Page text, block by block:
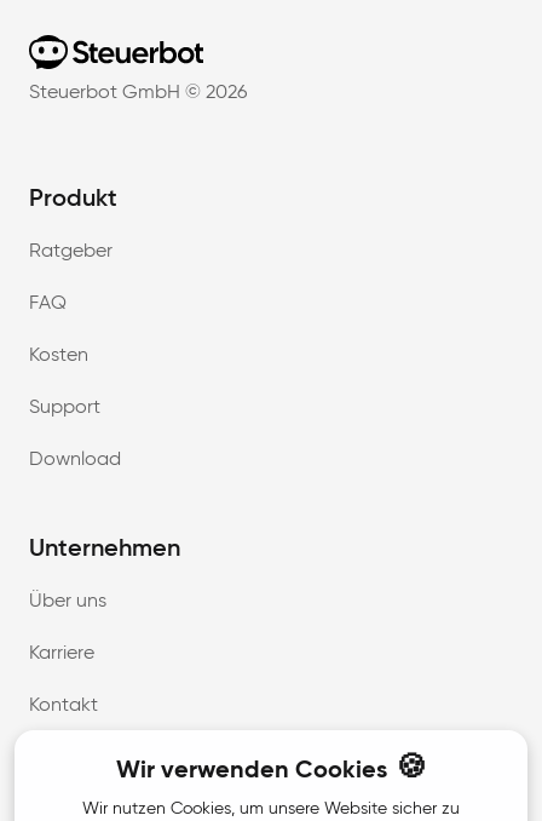
Home
Steuerbot GmbH © 2026
Produkt
Ratgeber
FAQ
Kosten
Support
Download
Unternehmen
Über uns
Karriere
Kontakt
Wir verwenden Cookies🍪
Wir nutzen Cookies, um unsere Website sicher zu